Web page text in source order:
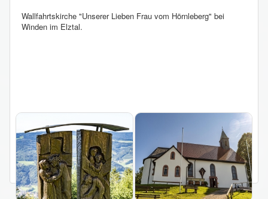
Wallfahrtskirche "Unserer Lieben Frau vom Hörnleberg" bei
Winden im Elztal.